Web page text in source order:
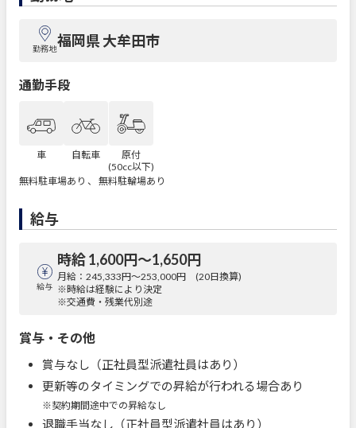
勤務地福岡県 大牟田市
通勤手段
車 自転車
原付
(50cc以下)
無料駐車場あり 、 無料駐輪場あり
給与
給与
時給 1,600円〜1,650円
月給：245,333円～253,000円 (20日換算)
※時給は経験により決定
※交通費・残業代別途
賞与・その他
賞与なし（正社員型派遣社員はあり）
更新等のタイミングでの昇給が行われる場合あり
※契約期間途中での昇給なし
退職手当なし（正社員型派遣社員はあり）